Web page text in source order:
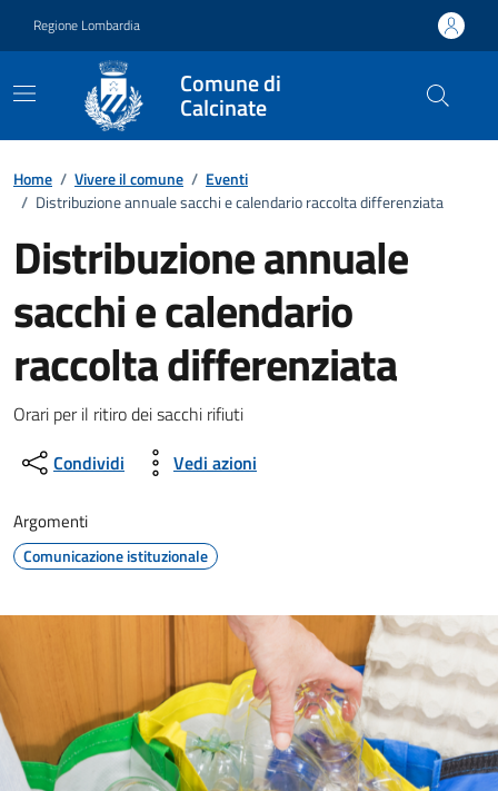
Regione Lombardia
Comune di
Calcinate
Home / Vivere il comune / Eventi
/ Distribuzione annuale sacchi e calendario raccolta differenziata
Distribuzione annuale
sacchi e calendario
raccolta differenziata
Dettagli della notizia
Orari per il ritiro dei sacchi rifiuti
Condividi
Vedi azioni
Argomenti
Comunicazione istituzionale